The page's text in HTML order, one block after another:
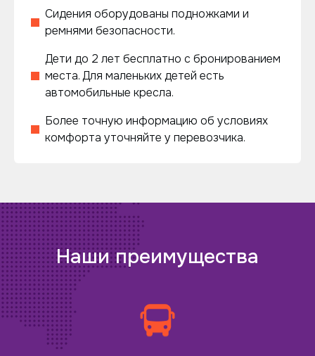
Сидения оборудованы подножками и
ремнями безопасности.
Дети до 2 лет бесплатно с бронированием
места. Для маленьких детей есть
автомобильные кресла.
Более точную информацию об условиях
комфорта уточняйте у перевозчика.
Наши преимущества